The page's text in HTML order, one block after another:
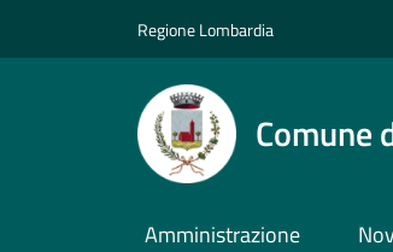
Regione Lombardia
Comune
Amministrazione